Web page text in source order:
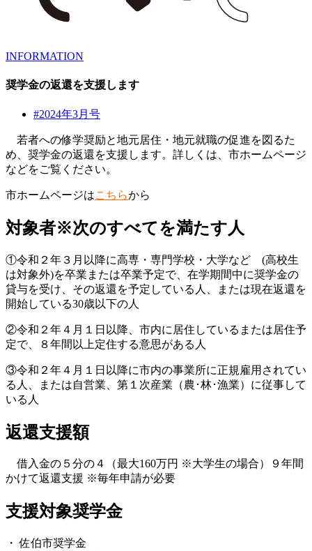
INFORMATION
奨学金の返還を支援します
#2024年3月号
若者への修学奨励と地元居住・地元就職の促進を図るた
め、奨学金の返還を支援します。詳しくは、市ホームページ
などをご覧ください。
市ホームページはこちらから
対象者※次のすべてを満たす人
①令和２年３月以降に高専・専門学校・大学など (高校生
は対象外)を卒業または卒業予定で、在学期間中に奨学金の
貸与を受け、その返還を予定している人、または現在返還を
開始している30歳以下の人
②令和２年４月１日以降、市内に居住しているまたは居住予
定で、８年間以上定住する意思がある人
③令和２年４月１日以降に市内の事業所に正規雇用されてい
る人、または自営業、第１次産業（農･林･漁業）に従事して
いる人
返還支援額
借入金の５分の４（最大160万円 ※大学生の場合）９年間
かけて返還支援 ※毎年申請が必要
支援対象奨学金
・ 佐伯市奨学金